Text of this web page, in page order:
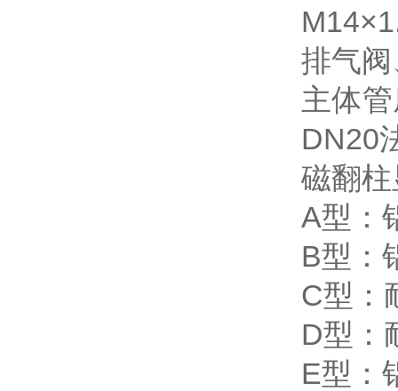
排气
主体
DN20
磁翻
A型：
B型：
C型：
D型：
E型：